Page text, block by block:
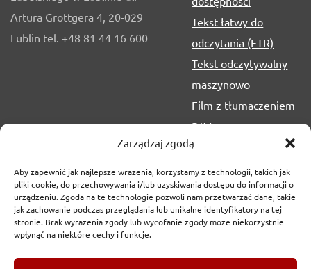
Zarządzaj zgodą
Aby zapewnić jak najlepsze wrażenia, korzystamy z technologii, takich jak
pliki cookie, do przechowywania i/lub uzyskiwania dostępu do informacji o
urządzeniu. Zgoda na te technologie pozwoli nam przetwarzać dane, takie
jak zachowanie podczas przeglądania lub unikalne identyfikatory na tej
stronie. Brak wyrażenia zgody lub wycofanie zgody może niekorzystnie
wpłynąć na niektóre cechy i funkcje.
Artura Grottgera 4, 20-029
Lublin tel. +48 81 44 16 600
Tekst łatwy do
odczytania (ETR)
Tekst odczytywalny
maszynowo
Film z tłumaczeniem
PJM